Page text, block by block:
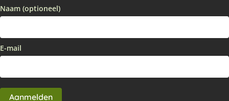
Naam (optioneel)
E-mail
Aanmelden